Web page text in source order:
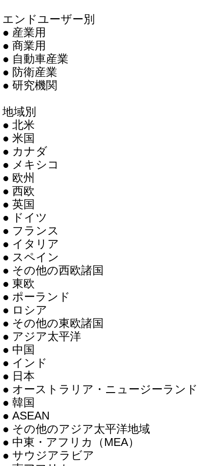
エンドユーザー別
● 産業用
● 商業用
● 自動車産業
● 防衛産業
● 研究機関
地域別
● 北米
● 米国
● カナダ
● メキシコ
● 欧州
● 西欧
● 英国
● ドイツ
● フランス
● イタリア
● スペイン
● その他の西欧諸国
● 東欧
● ポーランド
● ロシア
● その他の東欧諸国
● アジア太平洋
● 中国
● インド
● 日本
● オーストラリア・ニュージーランド
● 韓国
● ASEAN
● その他のアジア太平洋地域
● 中東・アフリカ（MEA）
● サウジアラビア